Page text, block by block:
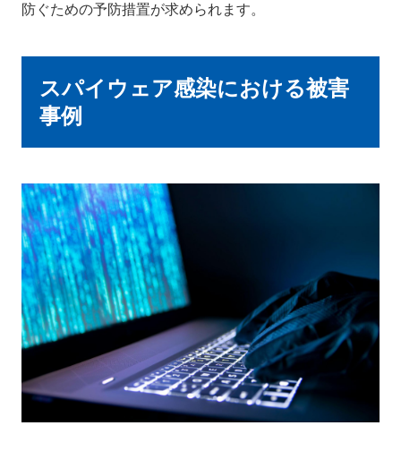
防ぐための予防措置が求められます。
スパイウェア感染における被害
事例